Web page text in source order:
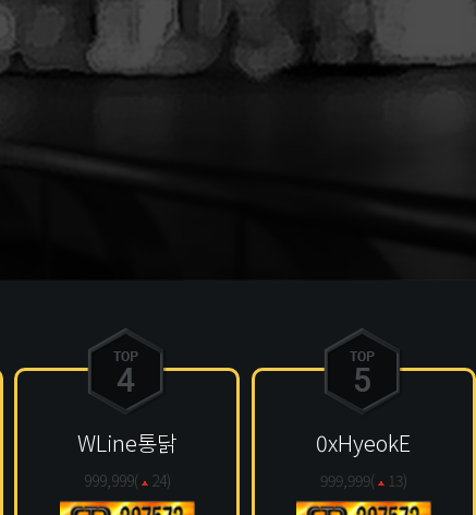
WLine통닭
999,999( 24)
0xHyeokE
999,999( 13)